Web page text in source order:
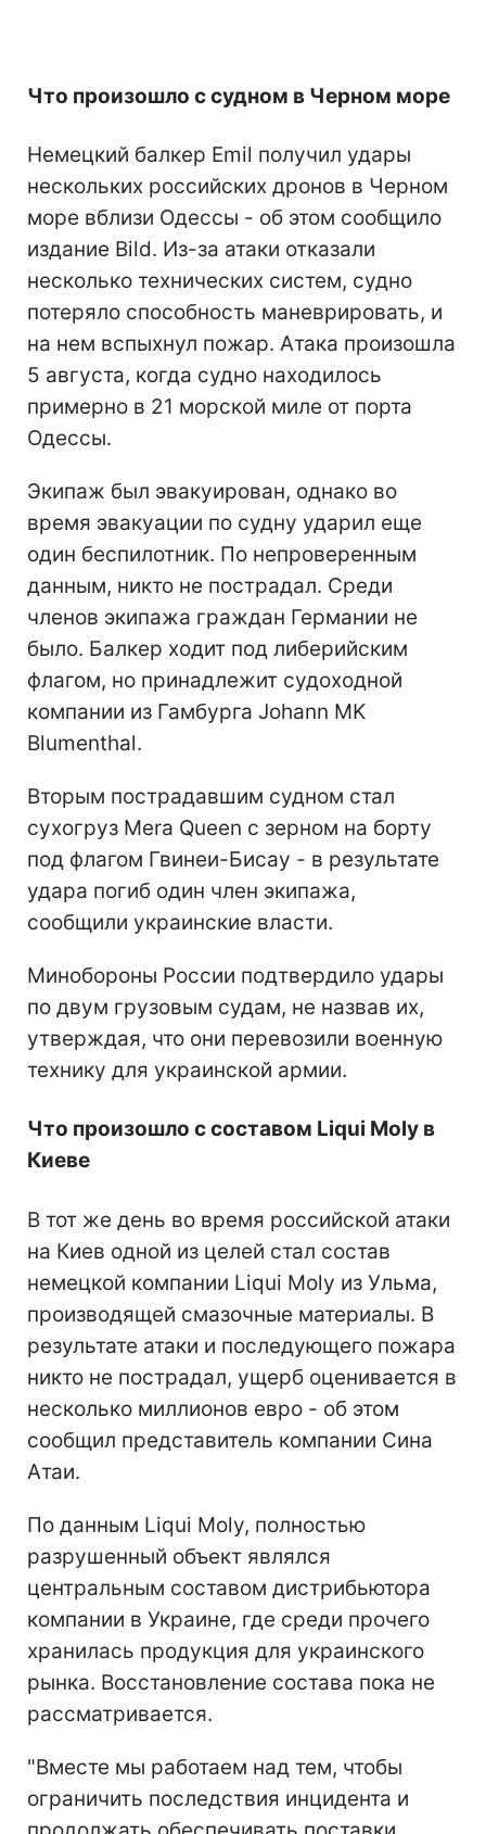
Что произошло с судном в Черном море
Немецкий балкер Emil получил удары
нескольких российских дронов в Черном
море вблизи Одессы - об этом сообщило
издание Bild. Из-за атаки отказали
несколько технических систем, судно
потеряло способность маневрировать, и
на нем вспыхнул пожар. Атака произошла
5 августа, когда судно находилось
примерно в 21 морской миле от порта
Одессы.
Экипаж был эвакуирован, однако во
время эвакуации по судну ударил еще
один беспилотник. По непроверенным
данным, никто не пострадал. Среди
членов экипажа граждан Германии не
было. Балкер ходит под либерийским
флагом, но принадлежит судоходной
компании из Гамбурга Johann MK
Blumenthal.
Вторым пострадавшим судном стал
сухогруз Mera Queen с зерном на борту
под флагом Гвинеи-Бисау - в результате
удара погиб один член экипажа,
сообщили украинские власти.
Минобороны России подтвердило удары
по двум грузовым судам, не назвав их,
утверждая, что они перевозили военную
технику для украинской армии.
Что произошло с составом Liqui Moly в
Киеве
В тот же день во время российской атаки
на Киев одной из целей стал состав
немецкой компании Liqui Moly из Ульма,
производящей смазочные материалы. В
результате атаки и последующего пожара
никто не пострадал, ущерб оценивается в
несколько миллионов евро - об этом
сообщил представитель компании Сина
Атаи.
По данным Liqui Moly, полностью
разрушенный объект являлся
центральным составом дистрибьютора
компании в Украине, где среди прочего
хранилась продукция для украинского
рынка. Восстановление состава пока не
рассматривается.
"Вместе мы работаем над тем, чтобы
ограничить последствия инцидента и